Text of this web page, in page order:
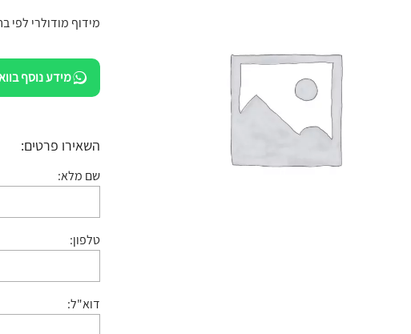
מידוף מודולרי
מידע נוסף
השאירו פרטים:
שם מלא:
טלפון:
דוא"ל: